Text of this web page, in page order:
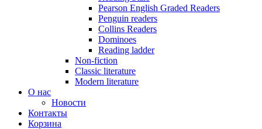
Pearson English Graded Readers
Penguin readers
Collins Readers
Dominoes
Reading ladder
Non-fiction
Classic literature
Modern literature
О нас
Новости
Контакты
Корзина